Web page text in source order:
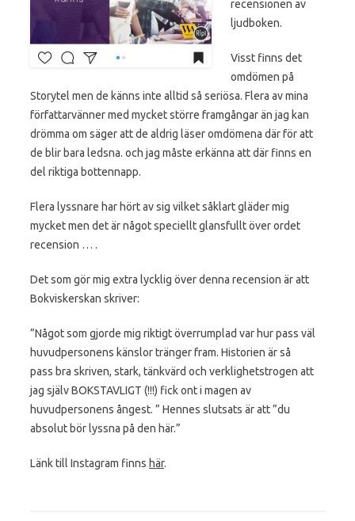
recensionen av
ljudboken.
Visst finns det
omdömen på
Storytel men de känns inte alltid så seriösa. Flera av mina
författarvänner med mycket större framgångar än jag kan
drömma om säger att de aldrig läser omdömena där för att
de blir bara ledsna. och jag måste erkänna att där finns en
del riktiga bottennapp.
Flera lyssnare har hört av sig vilket såklart gläder mig
mycket men det är något speciellt glansfullt över ordet
recension … .
Det som gör mig extra lycklig över denna recension är att
Bokviskerskan skriver:
”Något som gjorde mig riktigt överrumplad var hur pass väl
huvudpersonens känslor tränger fram. Historien är så
pass bra skriven, stark, tänkvärd och verklighetstrogen att
jag själv BOKSTAVLIGT (!!!) fick ont i magen av
huvudpersonens ångest. ” Hennes slutsats är att ”du
absolut bör lyssna på den här.”
Länk till Instagram finns här.